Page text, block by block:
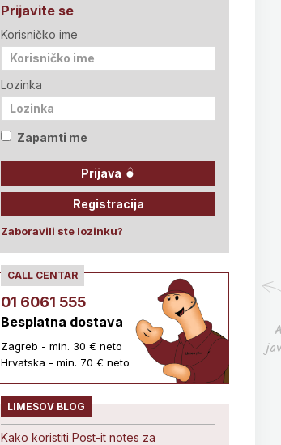
Prijavite se
Korisničko ime
Lozinka
Zapamti me
Prijava
Registracija
Zaboravili ste lozinku?
CALL CENTAR
01 6061 555
Besplatna dostava
Zagreb - min. 30 € neto
Hrvatska - min. 70 € neto
LIMESOV BLOG
Kako koristiti Post-it notes za